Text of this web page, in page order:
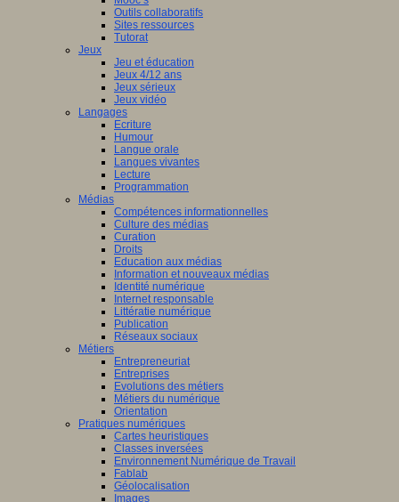
Outils collaboratifs
Sites ressources
Tutorat
Jeux
Jeu et éducation
Jeux 4/12 ans
Jeux sérieux
Jeux vidéo
Langages
Ecriture
Humour
Langue orale
Langues vivantes
Lecture
Programmation
Médias
Compétences informationnelles
Culture des médias
Curation
Droits
Education aux médias
Information et nouveaux médias
Identité numérique
Internet responsable
Littératie numérique
Publication
Réseaux sociaux
Métiers
Entrepreneuriat
Entreprises
Evolutions des métiers
Métiers du numérique
Orientation
Pratiques numériques
Cartes heuristiques
Classes inversées
Environnement Numérique de Travail
Fablab
Géolocalisation
Images